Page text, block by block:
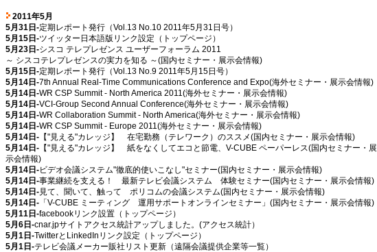
2011年5月
5月31日-定期レポート発行（Vol.13 No.10 2011年5月31日号）
5月15日-ツイッター日本語版リンク設定（トップページ）
5月23日-シスコ テレプレゼンス ユーザーフォーラム 2011
～ シスコテレプレゼンスの実力を知る ～(国内セミナー・展示会情報)
5月15日-定期レポート発行（Vol.13 No.9 2011年5月15日号）
5月14日-7th Annual Real-Time Communications Conference and Expo(海外セミナー・展示会情報)
5月14日-WR CSP Summit - North America 2011(海外セミナー・展示会情報)
5月14日-VCI-Group Second Annual Conference(海外セミナー・展示会情報)
5月14日-WR Collaboration Summit - North America(海外セミナー・展示会情報)
5月14日-WR CSP Summit - Europe 2011(海外セミナー・展示会情報)
5月14日-【"見える"カレッジ】 在宅勤務（テレワーク）のススメ(国内セミナー・展示会情報)
5月14日-【"見える"カレッジ】 紙をなくしてエコと節電、V-CUBE ペーパーレス(国内セミナー・展
示会情報)
5月14日-ビデオ会議システム"徹底的使いこなし"セミナー(国内セミナー・展示会情報)
5月14日-事業継続を支える！ 最新テレビ会議システム 体験セミナー(国内セミナー・展示会情報)
5月14日-見て、聞いて、触って ポリコムの会議システム(国内セミナー・展示会情報)
5月14日-「V-CUBE ミーティング 運用サポートオンラインセミナー」(国内セミナー・展示会情報)
5月11日-facebookリンク設置（トップページ）
5月6日-cnar.jpサイトアクセス統計アップしました。(アクセス統計）
5月1日-TwitterとLinkedInリンク設定（トップページ）
5月1日-テレビ会議メーカー販社リスト更新（遠隔会議提供企業等一覧）